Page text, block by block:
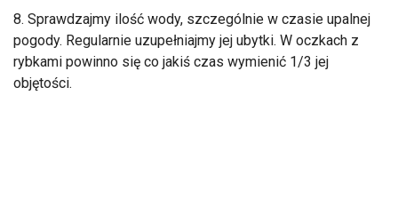
8. Sprawdzajmy ilość wody, szczególnie w czasie upalnej
pogody. Regularnie uzupełniajmy jej ubytki. W oczkach z
rybkami powinno się co jakiś czas wymienić 1/3 jej
objętości.